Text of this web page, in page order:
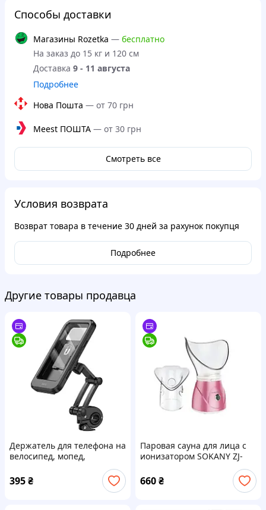
Способы доставки
Магазины Rozetka — бесплатно
На заказ до 15 кг и 120 см
Доставка 9 - 11 августа
Подробнее
Нова Пошта — от 70 грн
Meest ПОШТА — от 30 грн
Смотреть все
Условия возврата
Возврат товара в течение 30 дней за рахунок покупця
Подробнее
Другие товары продавца
Держатель для телефона на
велосипед, мопед,
мотоцикл Hoco CA101 Rider
|4.5-.7"| черный
395₴
Паровая сауна для лица с
ионизатором SOKANY ZJ-
660₴